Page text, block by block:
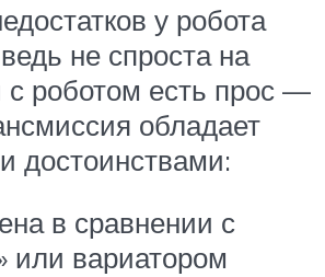
у робота
не спроста на
с роботом есть прос —
обладает
достоинствами:
в сравнении с
или вариатором